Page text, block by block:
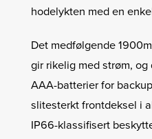
hodelykten med en
Det medfølgende
gir rikelig med strøm,
AAA-batterier for
slitesterkt frontdeksel i
IP66-klassifisert